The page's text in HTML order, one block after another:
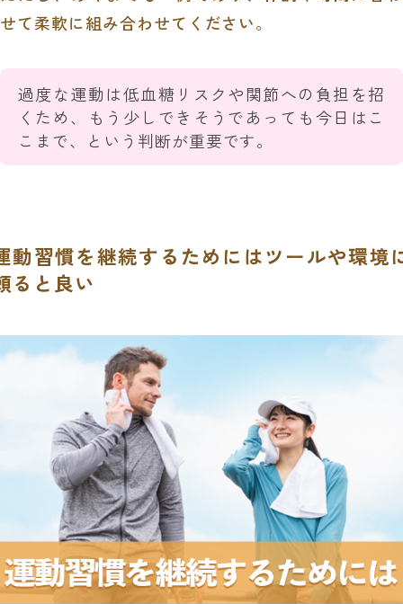
せて柔軟に組み合わせてください。
過度な運動は低血糖リスクや関節への負担を招
くため、もう少しできそうであっても今日はこ
こまで、という判断が重要です。
動習慣を継続するためにはツールや環境
ると良い